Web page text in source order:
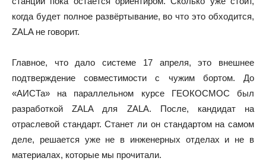
когда будет полное развёртывание, во что это обходится,
ZALA не говорит.
Главное, что дало системе 17 апреля, это внешнее
подтверждение совместимости с чужим бортом. До
«АИСТа» на параллельном курсе ГЕОКОСМОС был
разработкой ZALA для ZALA. После, кандидат на
отраслевой стандарт. Станет ли он стандартом на самом
деле, решается уже не в инженерных отделах и не в
материалах, которые мы прочитали.